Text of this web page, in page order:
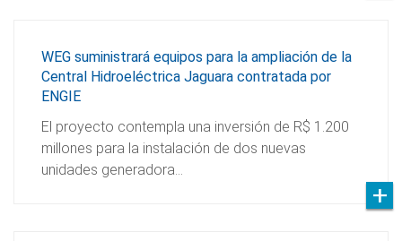
WEG suministrará equipos para la ampliación de la
Central Hidroeléctrica Jaguara contratada por
ENGIE
El proyecto contempla una inversión de R$ 1.200
millones para la instalación de dos nuevas
unidades generadora…